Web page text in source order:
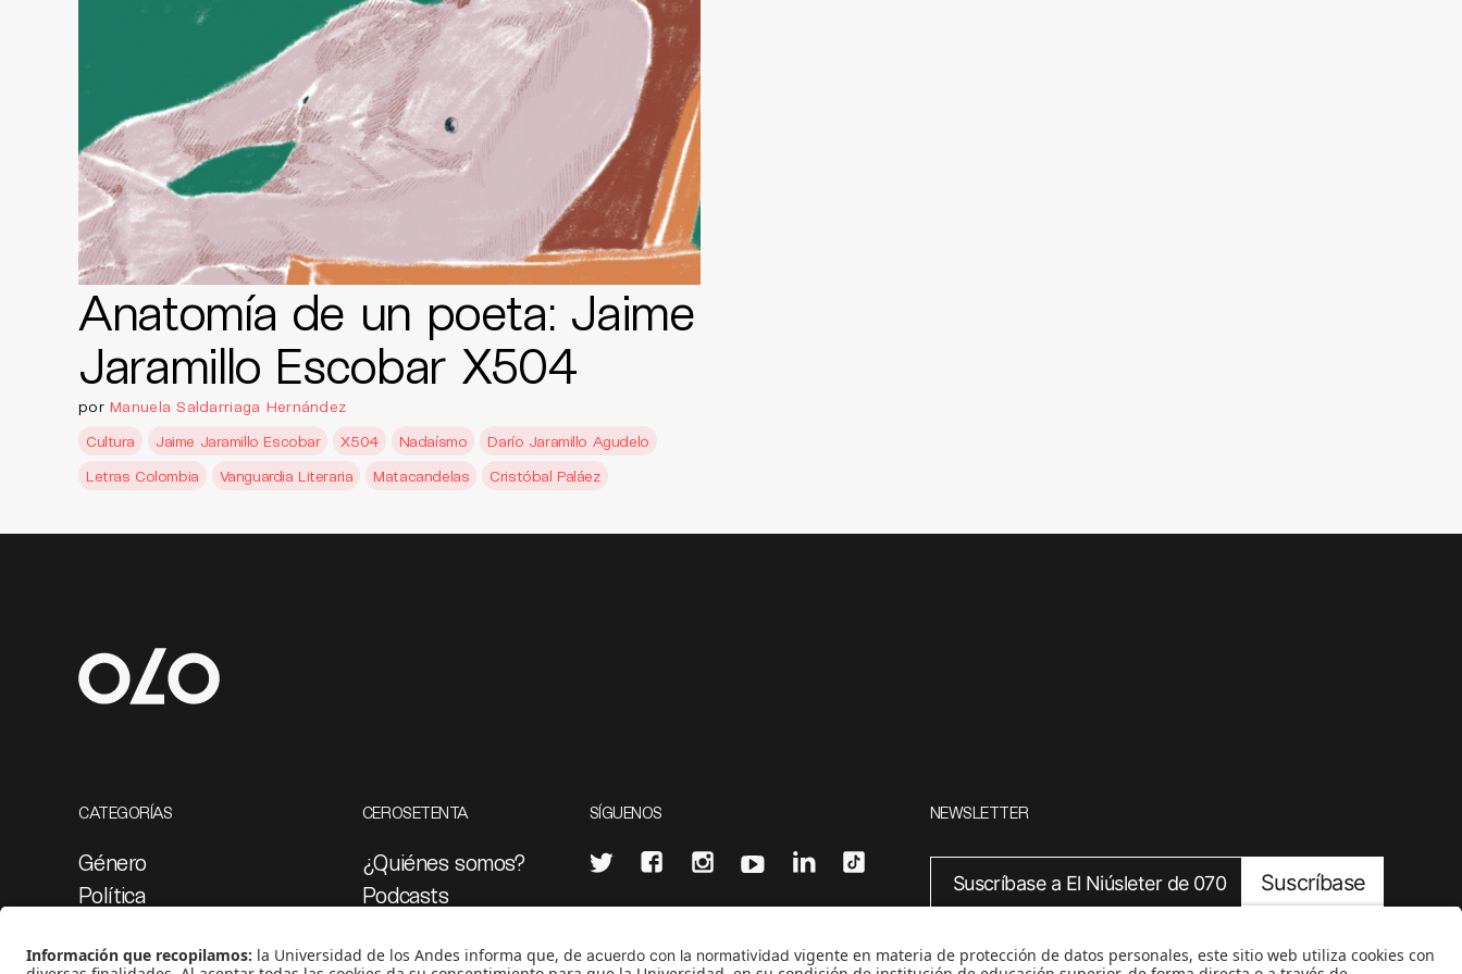
Anatomía de un poeta: Jaime
Jaramillo Escobar X504
por Manuela Saldarriaga Hernández
Cultura
Jaime Jaramillo Escobar X504 Nadaísmo
Darío Jaramillo Agudelo
Letras Colombia
Vanguardia Literaria Matacandelas Cristóbal Paláez
CATEGORÍAS
Género
Política
Medio ambiente
CEROSETENTA
¿Quiénes somos?
Podcasts
Proyectos 070
SÍGUENOS NEWSLETTER
Suscríbase